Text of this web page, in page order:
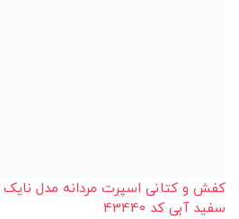
سفید آبی کد 43440